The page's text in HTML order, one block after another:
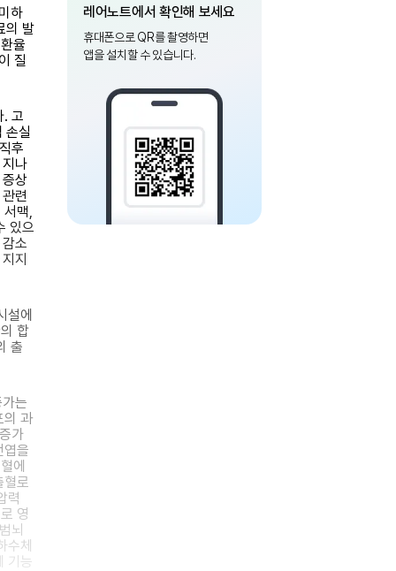
하
의 발
율
질
. 고
손실
후
나
상
련
서맥,
있으
소
지
설에
합
출
는
의 과
가
엽을
에
혈로
력
영
뇌
체
기능
레어노트에서 확인해 보세요
휴대폰으로 QR를 촬영하면
앱을 설치할 수 있습니다.